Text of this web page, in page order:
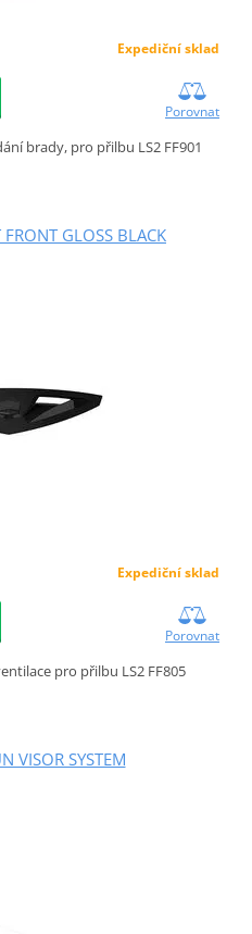
Expediční sklad
Porovnat
brady, pro přilbu LS2 FF901
GLOSS BLACK
Expediční sklad
Porovnat
pro přilbu LS2 FF805
VISOR SYSTEM